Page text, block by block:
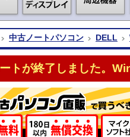
中古ノートパソコン DELL
トが終了しました。